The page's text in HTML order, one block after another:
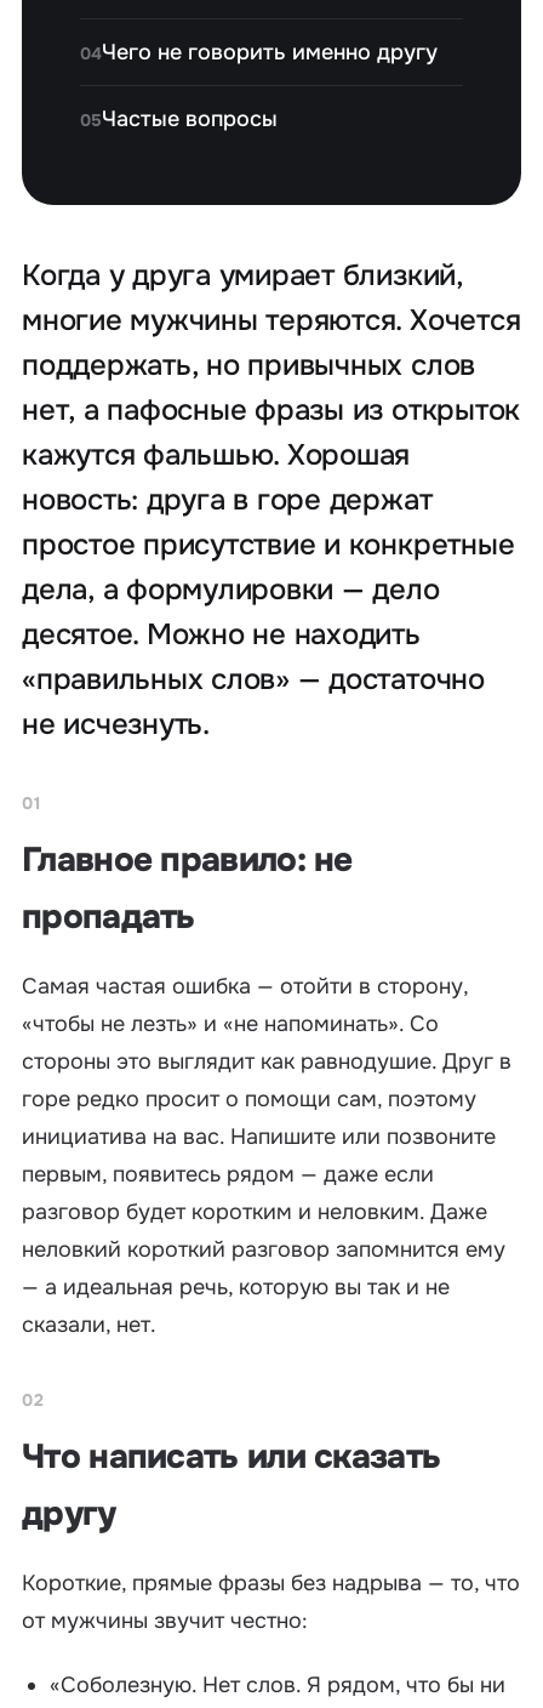
04Чего не говорить именно другу
05Частые вопросы
Когда у друга умирает близкий,
многие мужчины теряются. Хочется
поддержать, но привычных слов
нет, а пафосные фразы из открыток
кажутся фальшью. Хорошая
новость: друга в горе держат
простое присутствие и конкретные
дела, а формулировки — дело
десятое. Можно не находить
«правильных слов» — достаточно
не исчезнуть.
01
Главное правило: не
пропадать
Самая частая ошибка — отойти в сторону,
«чтобы не лезть» и «не напоминать». Со
стороны это выглядит как равнодушие. Друг в
горе редко просит о помощи сам, поэтому
инициатива на вас. Напишите или позвоните
первым, появитесь рядом — даже если
разговор будет коротким и неловким. Даже
неловкий короткий разговор запомнится ему
— а идеальная речь, которую вы так и не
сказали, нет.
02
Что написать или сказать
другу
Короткие, прямые фразы без надрыва — то, что
от мужчины звучит честно:
«Соболезную. Нет слов. Я рядом, что бы ни